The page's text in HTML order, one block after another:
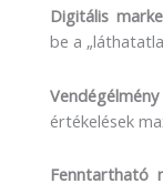
Digitális
be a
értékelések
Fenntartható